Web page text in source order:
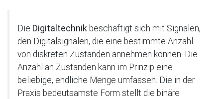
Die Digitaltechnik beschäftigt sich mit Signalen,
den Digitalsignalen, die eine bestimmte Anzahl
von diskreten Zuständen annehmen können. Die
Anzahl an Zuständen kann im Prinzip eine
beliebige, endliche Menge umfassen. Die in der
Praxis bedeutsamste Form stellt die binäre